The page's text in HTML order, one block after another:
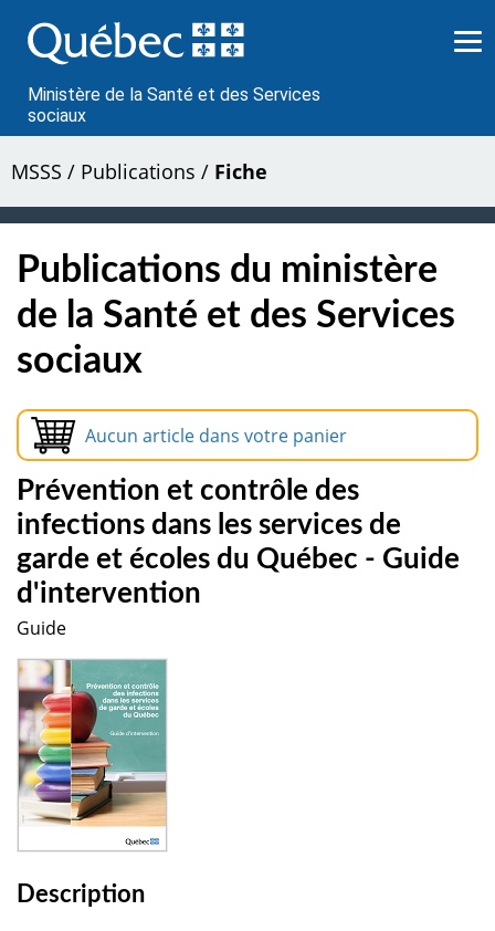
au
contenu
Ministère de la Santé et des Services
sociaux
MSSS / Publications / Fiche
Publications du ministère
de la Santé et des Services
sociaux
Aucun article dans votre panier
Prévention et contrôle des
infections dans les services de
garde et écoles du Québec - Guide
d'intervention
Guide
Description